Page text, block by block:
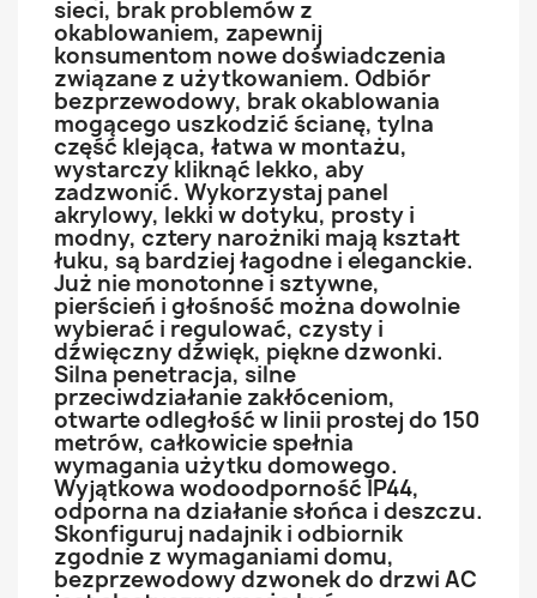
sieci, brak problemów z
okablowaniem, zapewnij
konsumentom nowe doświadczenia
związane z użytkowaniem. Odbiór
bezprzewodowy, brak okablowania
mogącego uszkodzić ścianę, tylna
część klejąca, łatwa w montażu,
wystarczy kliknąć lekko, aby
zadzwonić. Wykorzystaj panel
akrylowy, lekki w dotyku, prosty i
modny, cztery narożniki mają kształt
łuku, są bardziej łagodne i eleganckie.
Już nie monotonne i sztywne,
pierścień i głośność można dowolnie
wybierać i regulować, czysty i
dźwięczny dźwięk, piękne dzwonki.
Silna penetracja, silne
przeciwdziałanie zakłóceniom,
otwarte odległość w linii prostej do 150
metrów, całkowicie spełnia
wymagania użytku domowego.
Wyjątkowa wodoodporność IP44,
odporna na działanie słońca i deszczu.
Skonfiguruj nadajnik i odbiornik
zgodnie z wymaganiami domu,
bezprzewodowy dzwonek do drzwi AC